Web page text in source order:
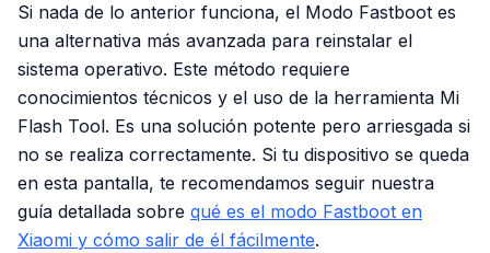
Si nada de lo anterior funciona, el Modo Fastboot es
una alternativa más avanzada para reinstalar el
sistema operativo. Este método requiere
conocimientos técnicos y el uso de la herramienta Mi
Flash Tool. Es una solución potente pero arriesgada si
no se realiza correctamente. Si tu dispositivo se queda
en esta pantalla, te recomendamos seguir nuestra
guía detallada sobre qué es el modo Fastboot en
Xiaomi y cómo salir de él fácilmente.